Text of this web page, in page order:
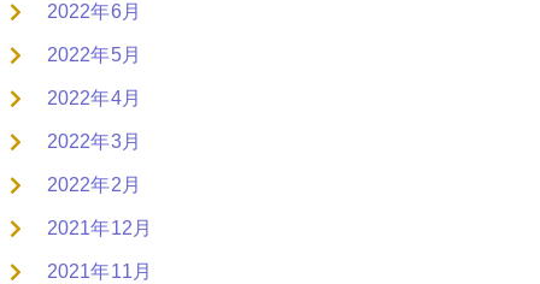
2022年6月
2022年5月
2022年4月
2022年3月
2022年2月
2021年12月
2021年11月